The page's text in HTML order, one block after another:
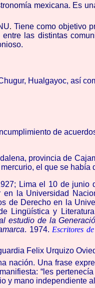
mexicana. Es
. Tiene como objetivo
las distintas
Hualgayoc, así
de
provincia de
el que se había
Lima el 10 de
la Universidad
de Derecho en la
Lingüística y
estudio de la
. 1974. Escritores
Felix Urquizo
nación. Una frase
“les
y mano independiente